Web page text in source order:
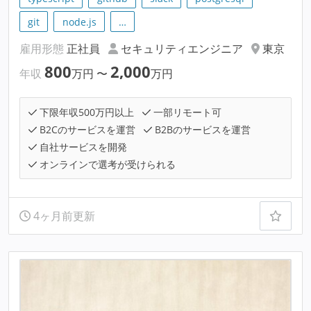
git
node.js …
雇用形態 正社員 セキュリティエンジニア
東京
年収 800万円 〜 2,000万円
下限年収500万円以上
一部リモート可
B2Cのサービスを運営
B2Bのサービスを運営
自社サービスを開発
オンラインで選考が受けられる
4ヶ月前更新